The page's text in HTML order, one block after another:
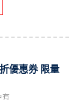
優惠券 限量
有